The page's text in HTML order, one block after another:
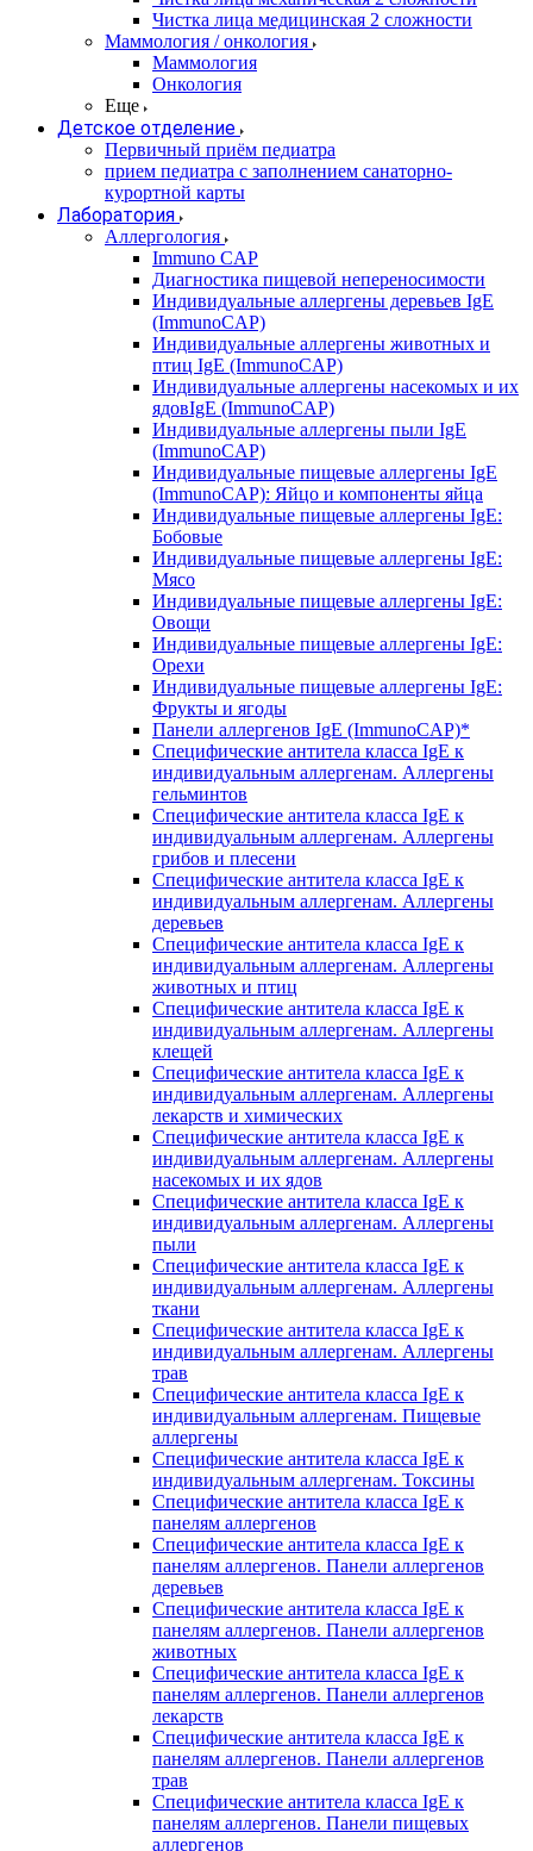
Чистка лица медицинская 2 сложности
Маммология / онкология
Маммология
Онкология
Еще
Детское отделение
Первичный приём педиатра
прием педиатра с заполнением санаторно-
курортной карты
Лаборатория
Аллергология
Immuno CAP
Диагностика пищевой непереносимости
Индивидуальные аллергены деревьев IgE
(ImmunoCAP)
Индивидуальные аллергены животных и
птиц IgE (ImmunoCAP)
Индивидуальные аллергены насекомых и их
ядовIgE (ImmunoCAP)
Индивидуальные аллергены пыли IgE
(ImmunoCAP)
Индивидуальные пищевые аллергены IgE
(ImmunoCAP): Яйцо и компоненты яйца
Индивидуальные пищевые аллергены IgE:
Бобовые
Индивидуальные пищевые аллергены IgE:
Мясо
Индивидуальные пищевые аллергены IgE:
Овощи
Индивидуальные пищевые аллергены IgE:
Орехи
Индивидуальные пищевые аллергены IgE:
Фрукты и ягоды
Панели аллергенов IgE (ImmunoCAP)*
Специфические антитела класса IgE к
индивидуальным аллергенам. Аллергены
гельминтов
Специфические антитела класса IgE к
индивидуальным аллергенам. Аллергены
грибов и плесени
Специфические антитела класса IgE к
индивидуальным аллергенам. Аллергены
деревьев
Специфические антитела класса IgE к
индивидуальным аллергенам. Аллергены
животных и птиц
Специфические антитела класса IgE к
индивидуальным аллергенам. Аллергены
клещей
Специфические антитела класса IgE к
индивидуальным аллергенам. Аллергены
лекарств и химических
Специфические антитела класса IgE к
индивидуальным аллергенам. Аллергены
насекомых и их ядов
Специфические антитела класса IgE к
индивидуальным аллергенам. Аллергены
пыли
Специфические антитела класса IgE к
индивидуальным аллергенам. Аллергены
ткани
Специфические антитела класса IgE к
индивидуальным аллергенам. Аллергены
трав
Специфические антитела класса IgE к
индивидуальным аллергенам. Пищевые
аллергены
Специфические антитела класса IgE к
индивидуальным аллергенам. Токсины
Специфические антитела класса IgE к
панелям аллергенов
Специфические антитела класса IgE к
панелям аллергенов. Панели аллергенов
деревьев
Специфические антитела класса IgE к
панелям аллергенов. Панели аллергенов
животных
Специфические антитела класса IgE к
панелям аллергенов. Панели аллергенов
лекарств
Специфические антитела класса IgE к
панелям аллергенов. Панели аллергенов
трав
Специфические антитела класса IgE к
панелям аллергенов. Панели пищевых
аллергенов